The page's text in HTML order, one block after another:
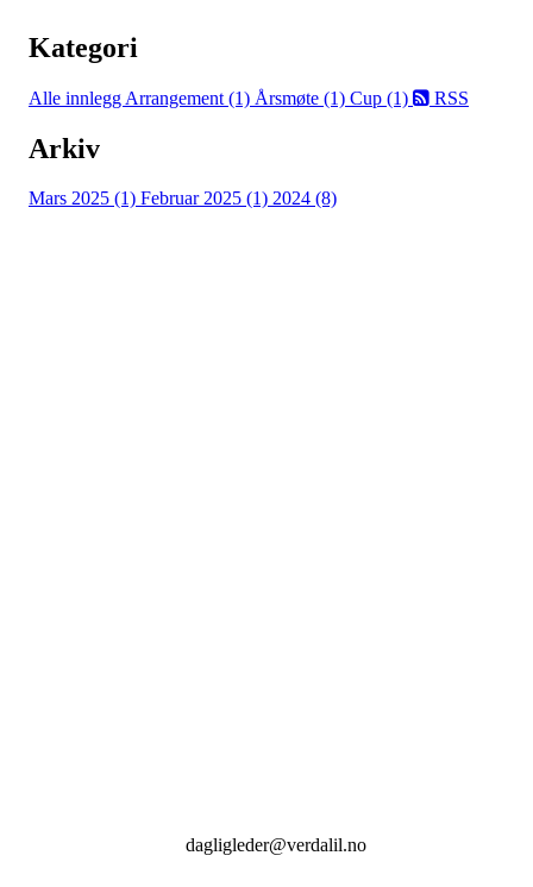
Kategori
Alle innlegg Arrangement (1) Årsmøte (1) Cup (1) RSS
Arkiv
Mars 2025 (1) Februar 2025 (1) 2024 (8)
dagligleder@verdalil.no